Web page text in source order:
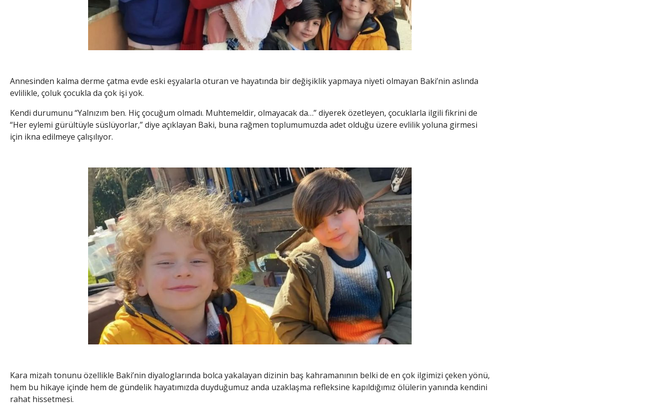
Annesinden kalma derme çatma evde eski eşyalarla oturan ve hayatında bir değişiklik yapmaya niyeti olmayan Baki’nin aslında
evlilikle, çoluk çocukla da çok işi yok.
Kendi durumunu “Yalnızım ben. Hiç çocuğum olmadı. Muhtemeldir, olmayacak da…” diyerek özetleyen, çocuklarla ilgili fikrini de
“Her eylemi gürültüyle süslüyorlar,” diye açıklayan Baki, buna rağmen toplumumuzda adet olduğu üzere evlilik yoluna girmesi
için ikna edilmeye çalışılıyor.
Kara mizah tonunu özellikle Baki’nin diyaloglarında bolca yakalayan dizinin baş kahramanının belki de en çok ilgimizi çeken yönü,
hem bu hikaye içinde hem de gündelik hayatımızda duyduğumuz anda uzaklaşma refleksine kapıldığımız ölülerin yanında kendini
rahat hissetmesi.